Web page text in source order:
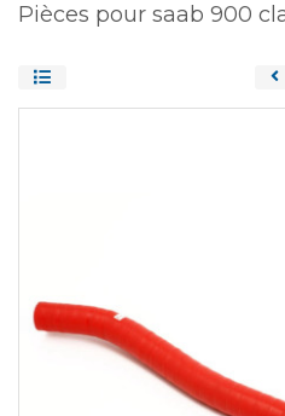
Pièces pour saab 900